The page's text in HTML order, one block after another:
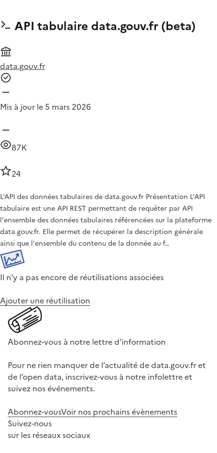
API tabulaire data.gouv.fr (beta)
data.gouv.fr
Mis à jour le 5 mars 2026
87K
24
L'API des données tabulaires de data.gouv.fr Présentation L'API
tabulaire est une API REST permettant de requêter par API
l'ensemble des données tabulaires référencées sur la plateforme
data.gouv.fr. Elle permet de récupérer la description générale
ainsi que l'ensemble du contenu de la donnée au f…
Il n'y a pas encore de réutilisations associées
Ajouter une réutilisation
Abonnez-vous à notre lettre d'information
Pour ne rien manquer de l’actualité de data.gouv.fr et
de l’open data, inscrivez-vous à notre infolettre et
suivez nos événements.
Abonnez-vousVoir nos prochains évènements
Suivez-nous
sur les réseaux sociaux